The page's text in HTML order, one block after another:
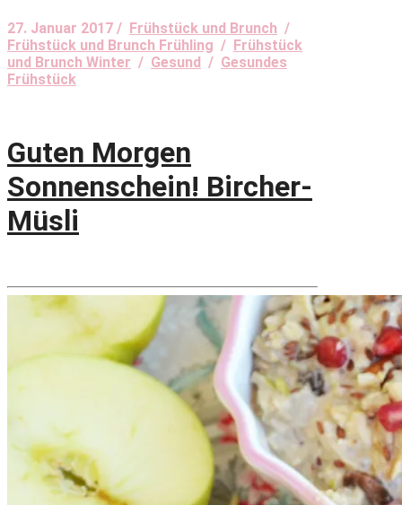
27. Januar 2017 / Frühstück und Brunch /
Frühstück und Brunch Frühling / Frühstück
und Brunch Winter / Gesund / Gesundes
Frühstück
Guten Morgen
Sonnenschein! Bircher-
Müsli